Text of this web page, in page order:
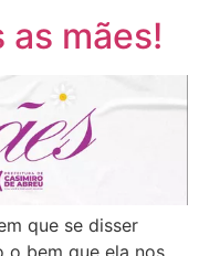
as mães!
que se disser